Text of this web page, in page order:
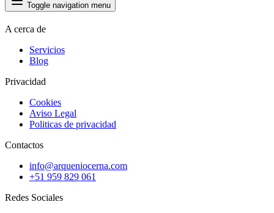
Toggle navigation menu
A cerca de
Servicios
Blog
Privacidad
Cookies
Aviso Legal
Politicas de privacidad
Contactos
info@arqueniocerna.com
+51 959 829 061
Redes Sociales